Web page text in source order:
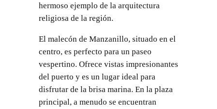
hermoso ejemplo de la arquitectura
religiosa de la región.
El malecón de Manzanillo, situado en el
centro, es perfecto para un paseo
vespertino. Ofrece vistas impresionantes
del puerto y es un lugar ideal para
disfrutar de la brisa marina. En la plaza
principal, a menudo se encuentran